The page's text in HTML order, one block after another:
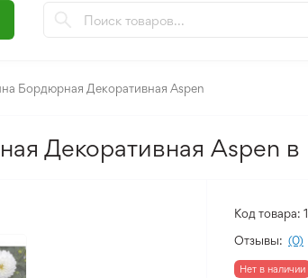
Бордюрная Декоративная Aspen
Декоративная Aspen в
Код товара:
Отзывы: (0)
Нет в наличии